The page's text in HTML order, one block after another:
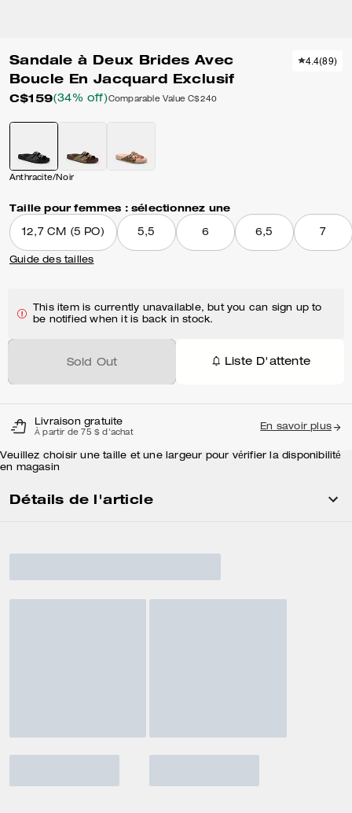
Sandale à Deux Brides Avec
Boucle En Jacquard Exclusif
C$159(34% off)Comparable Value C$240
4.4(89)
Anthracite/Noir
Taille pour femmes : sélectionnez une
12,7 CM (5 PO) 5,5 6 6,5 7
Guide des tailles
This item is currently unavailable, but you can sign up to
be notified when it is back in stock.
Sold Out Liste D'attente
Livraison gratuite
À partir de 75 $ d'achat
En savoir plus
Veuillez choisir une taille et une largeur pour vérifier la disponibilité
en magasin
Détails de l'article